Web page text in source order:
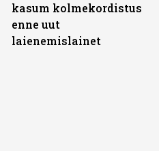
kasum kolmekordistus
enne uut
laienemislainet